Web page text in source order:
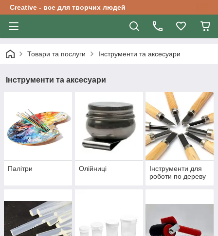
Creative - все для творчих людей
Товари та послуги Інструменти та аксесуари
Інструменти та аксесуари
Палітри Олійниці
Інструменти для
роботи по дереву